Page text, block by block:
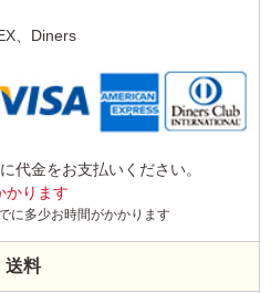
、Diners
代金をお支払いください。
かります
に多少お時間がかかります
送料